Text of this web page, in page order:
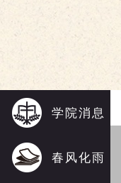
学院消息
春风化雨